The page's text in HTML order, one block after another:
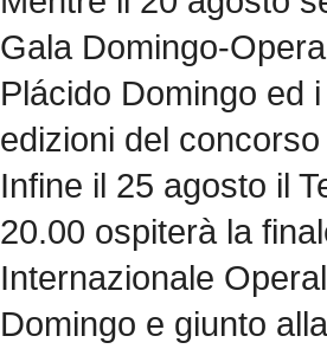
Gala Domingo-
Plácido Domingo ed
edizioni del
Infine il 25 agosto il
20.00 ospiterà la
Internazionale
Domingo e giunto